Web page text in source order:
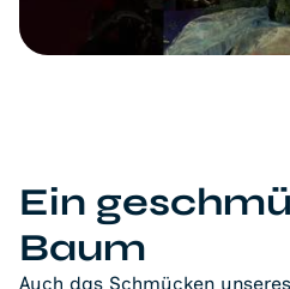
Ein
Baum
Auch das Schmücken